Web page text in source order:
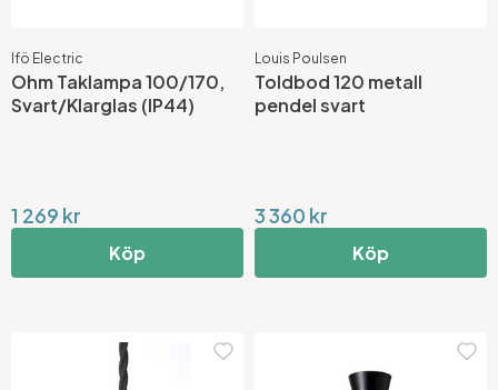
Ifö Electric
Ohm Taklampa 100/170,
Svart/Klarglas (IP44)
1 269 kr
Köp
Louis Poulsen
Toldbod 120 metall
pendel svart
3 360 kr
Köp